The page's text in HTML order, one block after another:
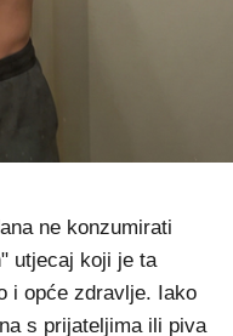
ne konzumirati
utjecaj koji je ta
i opće zdravlje. Iako
s prijateljima ili piva